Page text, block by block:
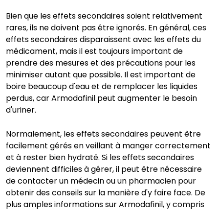
Bien que les effets secondaires soient relativement
rares, ils ne doivent pas être ignorés. En général, ces
effets secondaires disparaissent avec les effets du
médicament, mais il est toujours important de
prendre des mesures et des précautions pour les
minimiser autant que possible. Il est important de
boire beaucoup d'eau et de remplacer les liquides
perdus, car Armodafinil peut augmenter le besoin
d'uriner.
Normalement, les effets secondaires peuvent être
facilement gérés en veillant à manger correctement
et à rester bien hydraté. Si les effets secondaires
deviennent difficiles à gérer, il peut être nécessaire
de contacter un médecin ou un pharmacien pour
obtenir des conseils sur la manière d'y faire face. De
plus amples informations sur Armodafinil, y compris